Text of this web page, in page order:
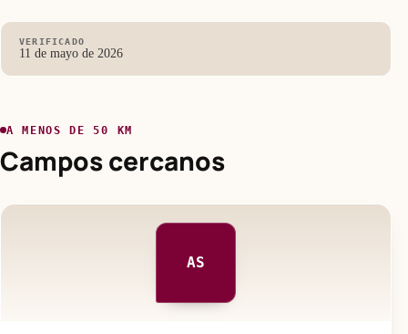
VERIFICADO
11 de mayo de 2026
A MENOS DE 50 KM
Campos cercanos
AS